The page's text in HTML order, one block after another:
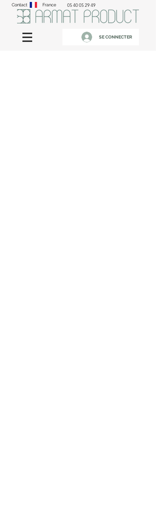
Contact France 05 40 05 29 49
SE CONNECTER